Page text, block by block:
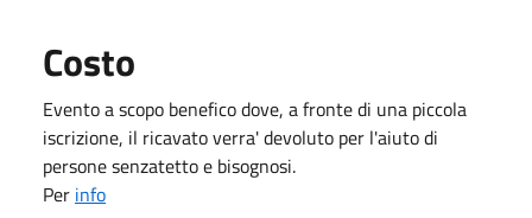
Costo
Evento a scopo benefico dove, a fronte di una piccola
iscrizione, il ricavato verra' devoluto per l'aiuto di
persone senzatetto e bisognosi.
Per info